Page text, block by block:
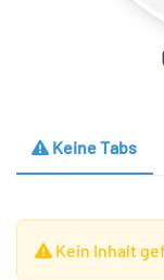
Keine Tabs
Kein Inhalt